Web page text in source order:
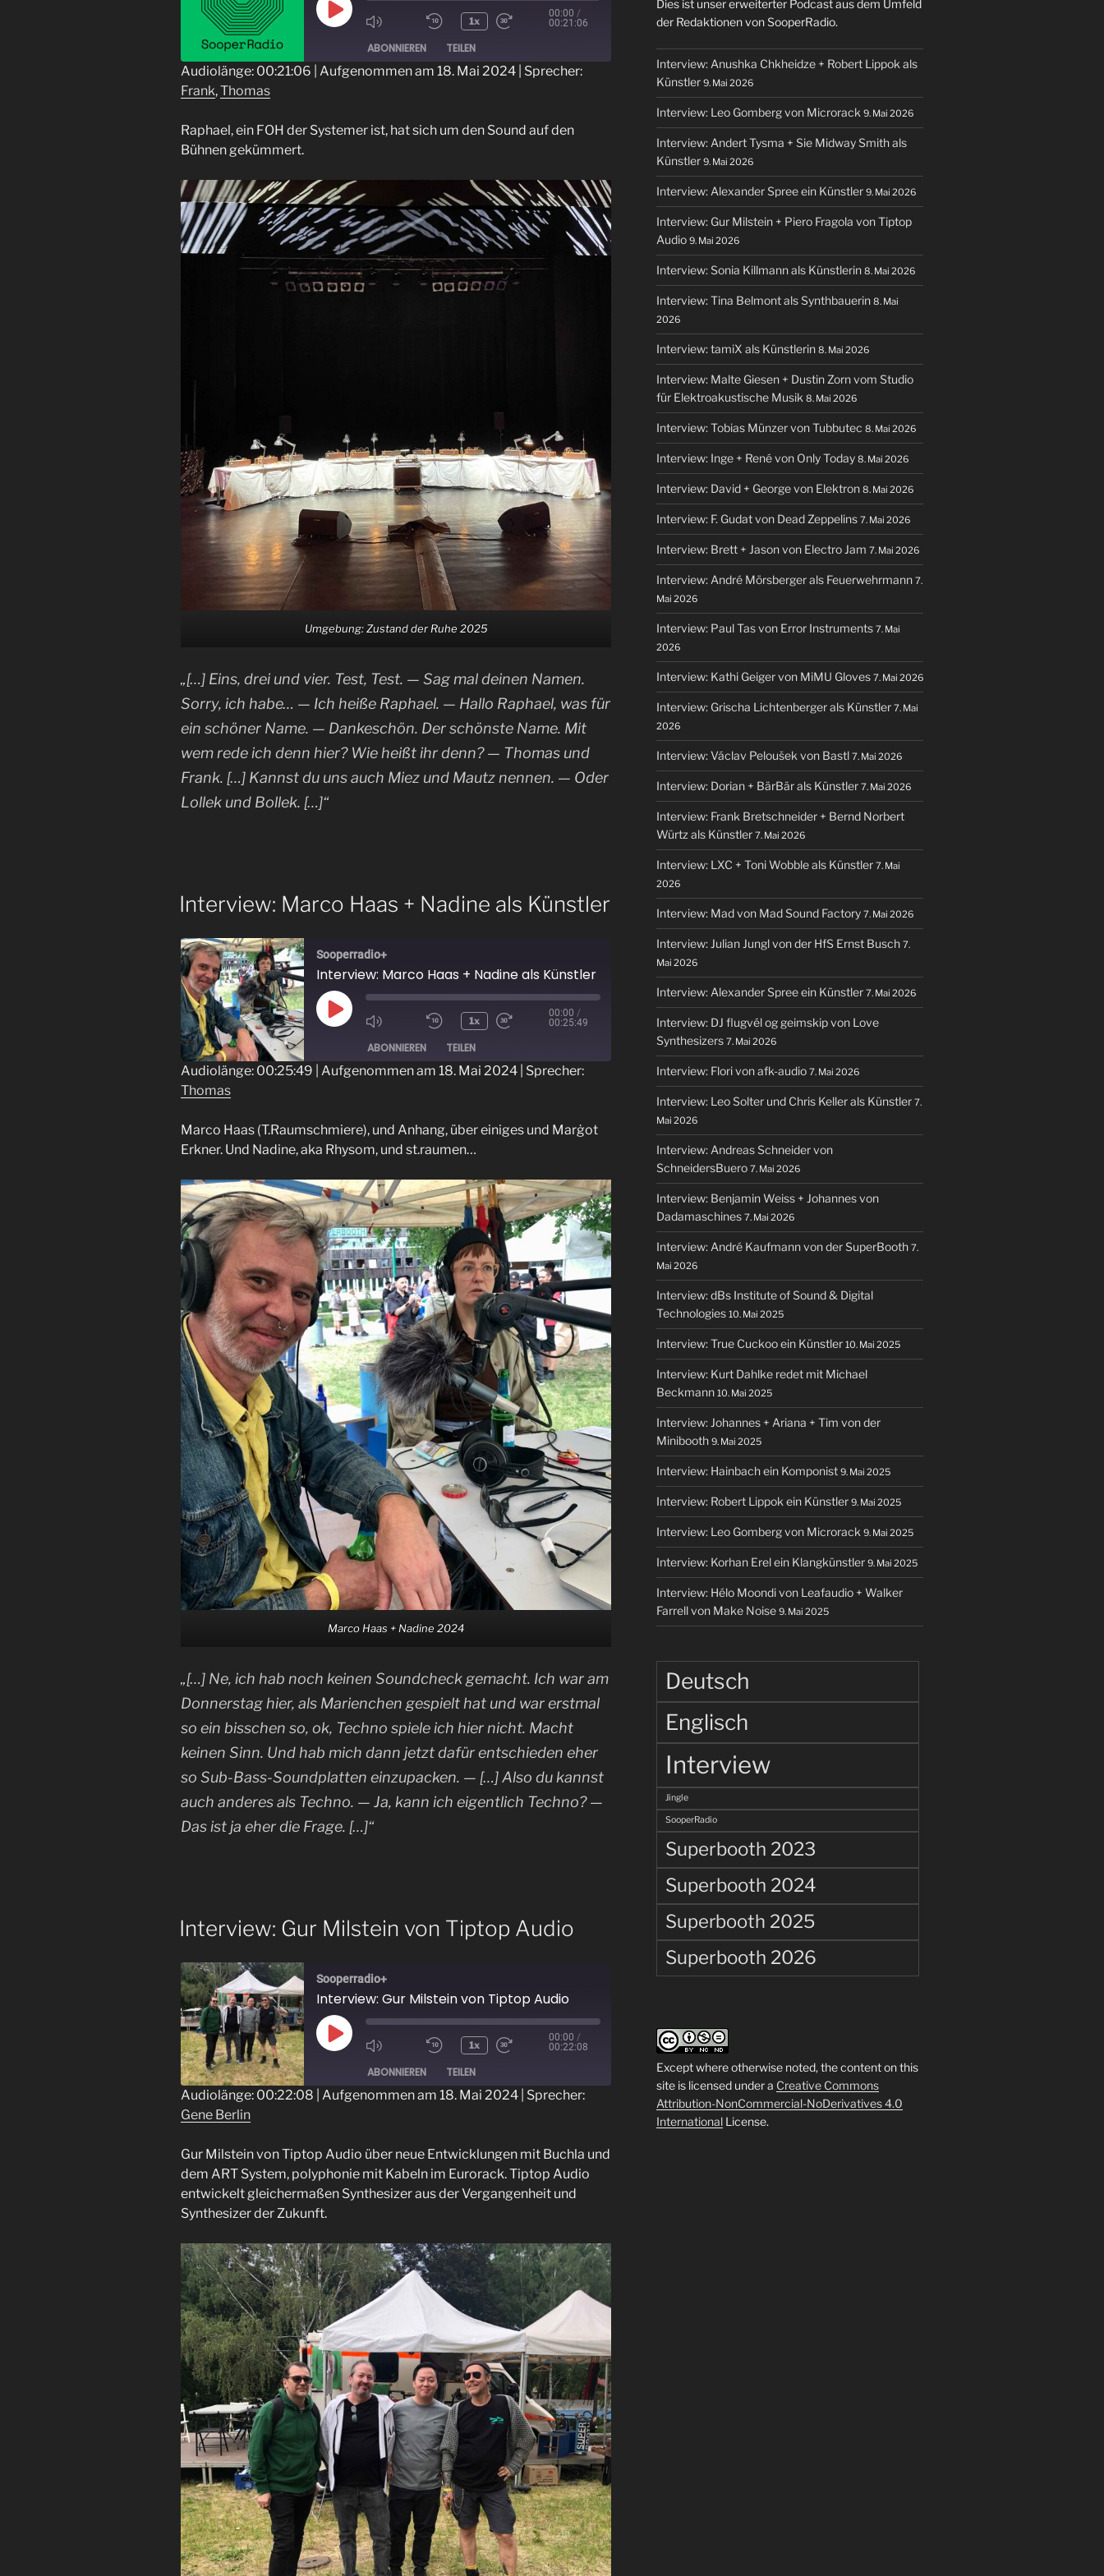
Play
1x
00:00 /
00:21:06
ABONNIEREN TEILEN
TEILEN
LINK
EMBED
Audiolänge: 00:21:06 Aufgenommen am 18. Mai 2024 | Sprecher:
Frank,Thomas
Raphael, ein FOH der Systemer ist, hat sich um den Sound auf den
Bühnen gekümmert.
Umgebung: Zustand der Ruhe 2025
„[…] Eins, drei und vier. Test, Test. — Sag mal deinen Namen.
Sorry, ich habe… — Ich heiße Raphael. — Hallo Raphael, was für
ein schöner Name. — Dankeschön. Der schönste Name. Mit
wem rede ich denn hier? Wie heißt ihr denn? — Thomas und
Frank. […] Kannst du uns auch Miez und Mautz nennen. — Oder
Lollek und Bollek. […]“
Interview: Marco Haas + Nadine als Künstler
Sooperradio+
Interview: Marco Haas + Nadine als Künstler
Play
1x
00:00 /
00:25:49
ABONNIEREN TEILEN
TEILEN
LINK
Audiolänge: 00:25:49 Aufgenommen am 18. Mai 2024 | Sprecher:
Thomas
Marco Haas (T.Raumschmiere), und Anhang, über einiges und Marġot
Erkner. Und Nadine, aka Rhysom, und st.raumen…
Marco Haas + Nadine 2024
„[…] Ne, ich hab noch keinen Soundcheck gemacht. Ich war am
Donnerstag hier, als Marienchen gespielt hat und war erstmal
so ein bisschen so, ok, Techno spiele ich hier nicht. Macht
keinen Sinn. Und hab mich dann jetzt dafür entschieden eher
so Sub-Bass-Soundplatten einzupacken. — […] Also du kannst
auch anderes als Techno. — Ja, kann ich eigentlich Techno? —
Das ist ja eher die Frage. […]“
Interview: Gur Milstein von Tiptop Audio
Sooperradio+
Interview: Gur Milstein von Tiptop Audio
Play
1x
00:00 /
00:22:08
ABONNIEREN TEILEN
TEILEN
LINK
EMBED
Audiolänge: 00:22:08 Aufgenommen am 18. Mai 2024 | Sprecher:
Gene Berlin
Gur Milstein von Tiptop Audio über neue Entwicklungen mit Buchla und
dem ART System, polyphonie mit Kabeln im Eurorack. Tiptop Audio
entwickelt gleichermaßen Synthesizer aus der Vergangenheit und
Synthesizer der Zukunft.
Dies ist unser erweiterter Podcast aus dem Umfeld
der Redaktionen von SooperRadio.
Interview: Anushka Chkheidze + Robert Lippok als
Künstler 9. Mai 2026
Interview: Leo Gomberg von Microrack 9. Mai 2026
Interview: Andert Tysma + Sie Midway Smith als
Künstler 9. Mai 2026
Interview: Alexander Spree ein Künstler 9. Mai 2026
Interview: Gur Milstein + Piero Fragola von Tiptop
Audio 9. Mai 2026
Interview: Sonia Killmann als Künstlerin 8. Mai 2026
Interview: Tina Belmont als Synthbauerin 8. Mai
2026
Interview: tamiX als Künstlerin 8. Mai 2026
Interview: Malte Giesen + Dustin Zorn vom Studio
für Elektroakustische Musik 8. Mai 2026
Interview: Tobias Münzer von Tubbutec 8. Mai 2026
Interview: Inge + René von Only Today 8. Mai 2026
Interview: David + George von Elektron 8. Mai 2026
Interview: F. Gudat von Dead Zeppelins 7. Mai 2026
Interview: Brett + Jason von Electro Jam 7. Mai 2026
Interview: André Mörsberger als Feuerwehrmann 7.
Mai 2026
Interview: Paul Tas von Error Instruments 7. Mai
2026
Interview: Kathi Geiger von MiMU Gloves 7. Mai 2026
Interview: Grischa Lichtenberger als Künstler 7. Mai
2026
Interview: Václav Peloušek von Bastl 7. Mai 2026
Interview: Dorian + BärBär als Künstler 7. Mai 2026
Interview: Frank Bretschneider + Bernd Norbert
Würtz als Künstler 7. Mai 2026
Interview: LXC + Toni Wobble als Künstler 7. Mai
2026
Interview: Mad von Mad Sound Factory 7. Mai 2026
Interview: Julian Jungl von der HfS Ernst Busch 7.
Mai 2026
Interview: Alexander Spree ein Künstler 7. Mai 2026
Interview: DJ flugvél og geimskip von Love
Synthesizers 7. Mai 2026
Interview: Flori von afk-audio 7. Mai 2026
Interview: Leo Solter und Chris Keller als Künstler 7.
Mai 2026
Interview: Andreas Schneider von
SchneidersBuero 7. Mai 2026
Interview: Benjamin Weiss + Johannes von
Dadamaschines 7. Mai 2026
Interview: André Kaufmann von der SuperBooth 7.
Mai 2026
Interview: dBs Institute of Sound & Digital
Technologies 10. Mai 2025
Interview: True Cuckoo ein Künstler 10. Mai 2025
Interview: Kurt Dahlke redet mit Michael
Beckmann 10. Mai 2025
Interview: Johannes + Ariana + Tim von der
Minibooth 9. Mai 2025
Interview: Hainbach ein Komponist 9. Mai 2025
Interview: Robert Lippok ein Künstler 9. Mai 2025
Interview: Leo Gomberg von Microrack 9. Mai 2025
Interview: Korhan Erel ein Klangkünstler 9. Mai 2025
Interview: Hélo Moondi von Leafaudio + Walker
Farrell von Make Noise 9. Mai 2025
Deutsch
Englisch
Interview
Jingle
SooperRadio
Superbooth 2023
Superbooth 2024
Superbooth 2025
Superbooth 2026
Except where otherwise noted, the content on this
site is licensed under a Creative Commons
Attribution-NonCommercial-NoDerivatives 4.0
InternationalLicense.